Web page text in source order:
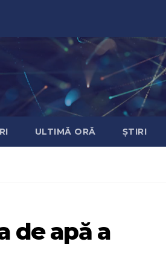
ULTIMĂ ORĂ ȘTIRI
de apă a